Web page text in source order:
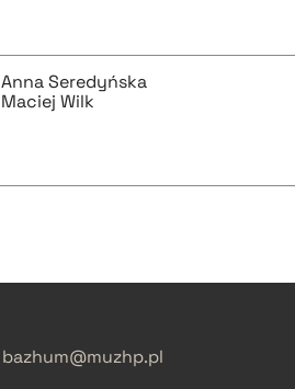
Anna Seredyńska
Maciej Wilk
bazhum@muzhp.pl